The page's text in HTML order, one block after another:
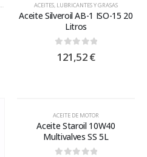
ACEITES, LUBRICANTES Y GRASAS
Aceite Silveroil AB-1 ISO-15 20
Litros
0out of 5
121,52€
ACEITE DE MOTOR
Aceite Staroil 10W40
Multivalves SS 5L